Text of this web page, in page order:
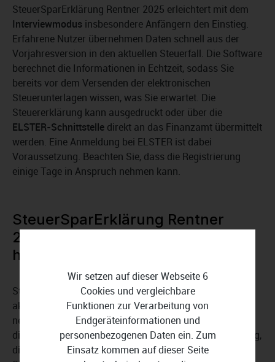
SteuerSparErklärung Rentner 2025 erleichtert mit dem
Interviewmodus insbesondere Anfängern den Einstieg.
Erfahrene Nutzer übernehmen Daten schnell aus der
Vorjahresversion in den aktuellen Steuerfall. Die Software
berechnet die Informationen in Echtzeit, sodass Sie
bereits vor dem Versenden der elektronischen
Steuerunterlagen wissen, was Sie erwartet. Die
Steuererklärung kann ausgedruckt oder über die
ELSTER-Schnittstelle direkt an das Finanzamt übermittelt
werden. Eine Anmeldung bei ELSTER ist dabei
Voraussetzung. Beachten Sie, dass die Registrierung
einige Tage in Anspruch nehmen kann.
SteuerSparErklärung Rentner
2025 – aktuell, praxiserprobt,
hilfreich
SteuerSparErklärung Rentner 2025 berücksichtigt die
aktuellen gesetzlichen Vorgaben und basiert auf den
neuesten Urteilen im Steuerrecht. Darüber hinaus stellt
die Software digitaleMuster und Vorlagen zur Verfügung,
die es Ihnen ermöglichen, Einspruch gegen Ihren
Wir setzen auf dieser Webseite 6
Cookies und vergleichbare
Funktionen zur Verarbeitung von
Endgeräteinformationen und
personenbezogenen Daten ein. Zum
Einsatz kommen auf dieser Seite